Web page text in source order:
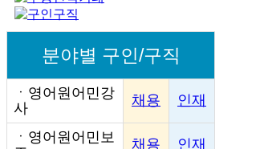
분야별 구인/구직
ㆍ 영어원어민강
사
채용 인재
ㆍ 영어원어민보
채용 인재